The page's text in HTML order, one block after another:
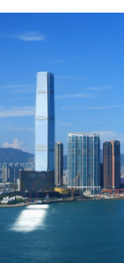
今年GDP預測至
常語無倫次 男旅
批記協換屆選舉
高漲 今年深圳大
涌廣場巡查掃童